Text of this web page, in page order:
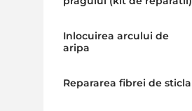
Inlocuirea arcului de
aripa
Repararea fibrei de sticla